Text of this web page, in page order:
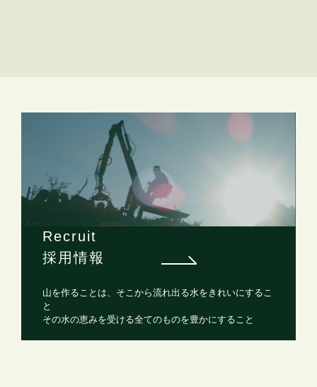
Recruit
採用情報
山を作ることは、そこから流れ出る水をきれいにするこ
と
その水の恵みを受ける全てのものを豊かにすること